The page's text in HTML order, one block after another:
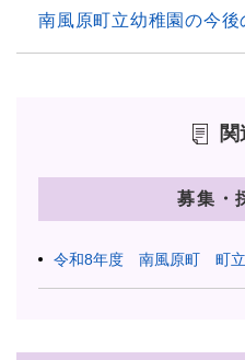
南風原町立幼稚園の今後
関
募集・
令和8年度 南風原町 町立